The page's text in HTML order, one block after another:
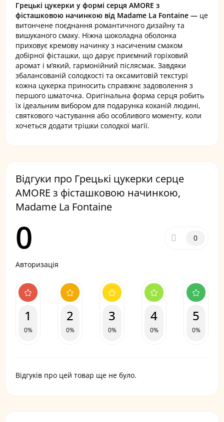
Грецькі цукерки у формі серця AMORE з
фісташковою начинкою від Madame La Fontaine — це
витончене поєднання романтичного дизайну та
вишуканого смаку. Ніжна шоколадна оболонка
приховує кремову начинку з насиченим смаком
добірної фісташки, що дарує приємний горіховий
аромат і м’який, гармонійний післясмак. Завдяки
збалансованій солодкості та оксамитовій текстурі
кожна цукерка приносить справжнє задоволення з
першого шматочка. Оригінальна форма серця робить
їх ідеальним вибором для подарунка коханій людині,
святкового частування або особливого моменту, коли
хочеться додати трішки солодкої магії.
Відгуки про Грецькі цукерки серце
AMORE з фісташковою начинкою,
Madame La Fontaine
0 0
Авторизація
1
0%
2
0%
3
0%
4
0%
5
0%
Відгуків про цей товар ще не було.